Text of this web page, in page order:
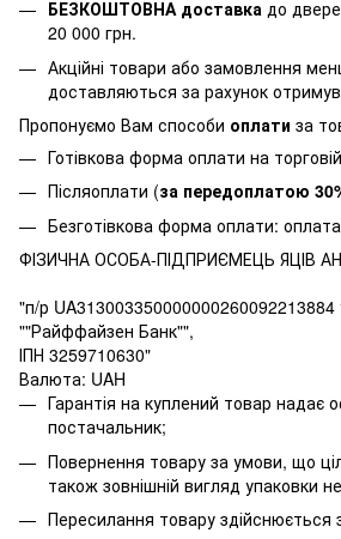
БЕЗКОШТОВНА доставка до
20 000 грн.
Акційні товари або замовлення
доставляються за рахунок
Пропонуємо Вам способи оплати за
Готівкова форма оплати на
Післяоплати (за передоплатою
Безготівкова форма оплати:
ФІЗИЧНА ОСОБА-ПІДПРИЄМЕЦЬ ЯЦІВ
"п/р UA313003350000000260092213884
""Райффайзен Банк"",
ІПН 3259710630"
Валюта: UAH
Гарантія на куплений товар надає
постачальник;
Повернення товару за умови, що
також зовнішній вигляд упаковки
Пересилання товару